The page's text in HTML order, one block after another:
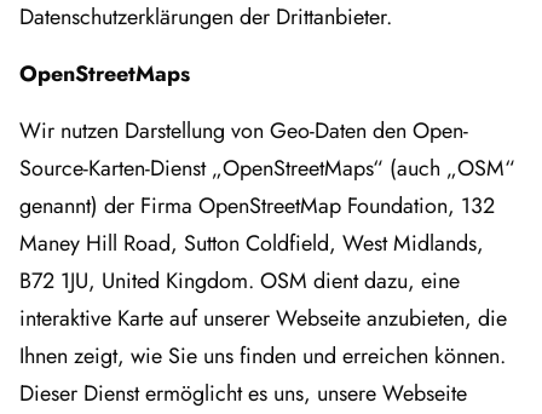
Datenschutzerklärungen der Drittanbieter.
OpenStreetMaps
Wir nutzen Darstellung von Geo-Daten den Open-
Source-Karten-Dienst „OpenStreetMaps“ (auch „OSM“
genannt) der Firma OpenStreetMap Foundation, 132
Maney Hill Road, Sutton Coldfield, West Midlands,
B72 1JU, United Kingdom. OSM dient dazu, eine
interaktive Karte auf unserer Webseite anzubieten, die
Ihnen zeigt, wie Sie uns finden und erreichen können.
Dieser Dienst ermöglicht es uns, unsere Webseite